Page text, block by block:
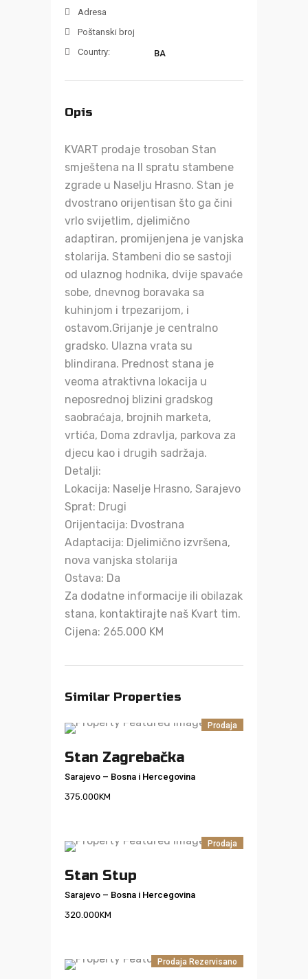
Adresa
Poštanski broj
Country:
BA
Opis
KVART prodaje trosoban Stan
smještena na II spratu stambene
zgrade u Naselju Hrasno. Stan je
dvostrano orijentisan što ga čini
vrlo svijetlim, djelimično
adaptiran, promijenjena je vanjska
stolarija. Stambeni dio se sastoji
od ulaznog hodnika, dvije spavaće
sobe, dnevnog boravaka sa
kuhinjom i trpezarijom, i
ostavom.Grijanje je centralno
gradsko. Ulazna vrata su
blindirana. Prednost stana je
veoma atraktivna lokacija u
neposrednoj blizini gradskog
saobraćaja, brojnih marketa,
vrtića, Doma zdravlja, parkova za
djecu kao i drugih sadržaja.
Detalji:
Lokacija: Naselje Hrasno, Sarajevo
Sprat: Drugi
Orijentacija: Dvostrana
Adaptacija: Djelimično izvršena,
nova vanjska stolarija
Ostava: Da
Za dodatne informacije ili obilazak
stana, kontaktirajte naš Kvart tim.
Cijena: 265.000 KM
Similar Properties
Prodaja
Stan Zagrebačka
Sarajevo – Bosna i Hercegovina
375.000KM
Prodaja
Stan Stup
Sarajevo – Bosna i Hercegovina
320.000KM
Prodaja Rezervisano